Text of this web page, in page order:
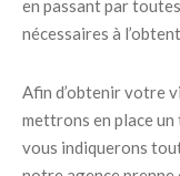
en passant par
nécessaires à
Afin d’obtenir votre
mettrons en place
vous indiquerons